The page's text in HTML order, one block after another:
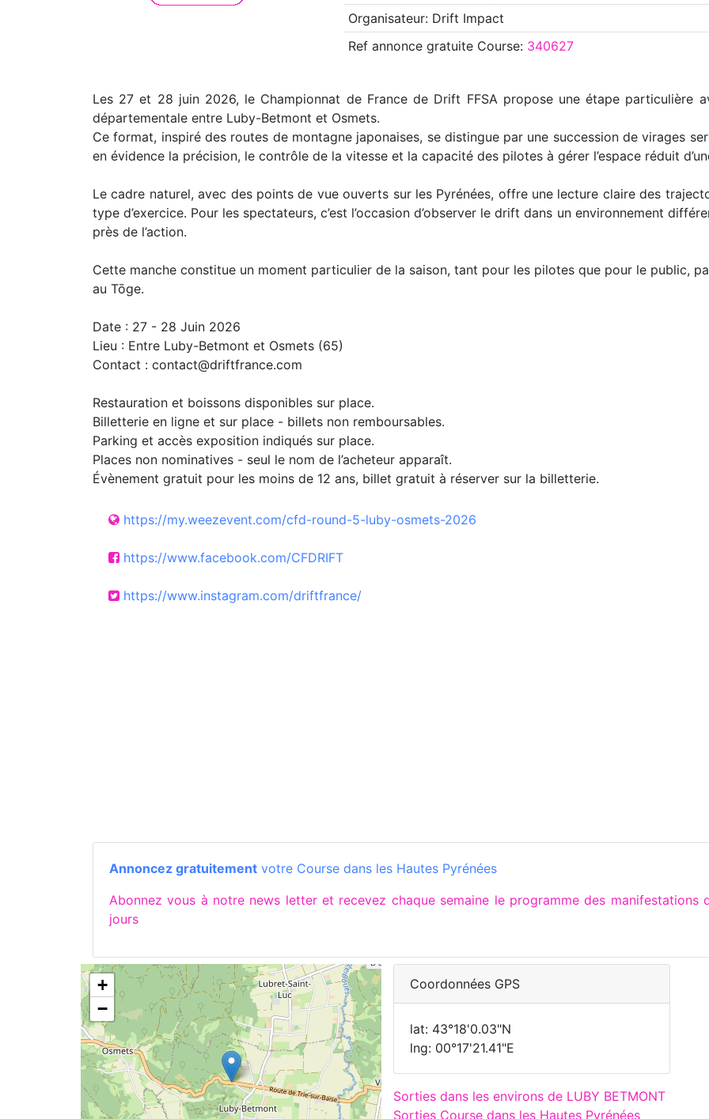
Organisateur: Drift Impact
Ref annoncegratuite Course: 340627
Les 27 et 28 juin 2026, le Championnat de France de Drift FFSA propose une étape particulière
départementale entre Luby-Betmont et Osmets.
Ce format, inspiré des routes de montagne japonaises, se distingue par une succession de virages
en évidence la précision, le contrôle de la vitesse et la capacité des pilotes à gérer l’espace réduit
Le cadre naturel, avec des points de vue ouverts sur les Pyrénées, offre une lecture claire des
type d’exercice. Pour les spectateurs, c’est l’occasion d’observer le drift dans un environnement
près de l’action.
Cette manche constitue un moment particulier de la saison, tant pour les pilotes que pour le public,
au Tōge.
Date : 27 - 28 Juin 2026
Lieu : Entre Luby-Betmont et Osmets (65)
Contact : contact@driftfrance.com
Restauration et boissons disponibles sur place.
Billetterie en ligne et sur place - billets non remboursables.
Parking et accès exposition indiqués sur place.
Places non nominatives - seul le nom de l’acheteur apparaît.
Évènement gratuit pour les moins de 12 ans, billet gratuit à réserver sur la billetterie.
https://my.weezevent.com/cfd-round-5-luby-osmets-2026
https://www.facebook.com/CFDRIFT
https://www.instagram.com/driftfrance/
Annoncez gratuitement votre Course dans les Hautes Pyrénées
Abonnez vous à notre news letter et recevez chaque semaine le programme des manifestations
jours
+
−
Coordonnées GPS
lat: 43°18'0.03"N
lng: 00°17'21.41"E
Sorties dans les environs de LUBY BETMONT
Sorties Course dans les Hautes Pyrénées